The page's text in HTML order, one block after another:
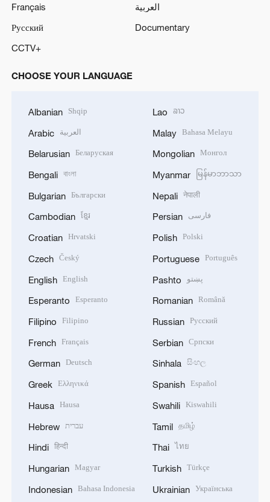
Français
العربية
Русский
Documentary
CCTV+
CHOOSE YOUR LANGUAGE
Albanian Shqip
Arabic العربية
Belarusian Беларуская
Bengali বাংলা
Bulgarian Български
Cambodian ខ្មែរ
Croatian Hrvatski
Czech Český
English English
Esperanto Esperanto
Filipino Filipino
French Français
German Deutsch
Greek Ελληνικά
Hausa Hausa
Hebrew עברית
Hindi हिन्दी
Hungarian Magyar
Indonesian Bahasa Indonesia
Lao ລາວ
Malay Bahasa Melayu
Mongolian Монгол
Myanmar မြန်မာဘာသာ
Nepali नेपाली
Persian فارسی
Polish Polski
Portuguese Português
Pashto پښتو
Romanian Română
Russian Русский
Serbian Српски
Sinhala සිංහල
Spanish Español
Swahili Kiswahili
Tamil தமிழ்
Thai ไทย
Turkish Türkçe
Ukrainian Українська